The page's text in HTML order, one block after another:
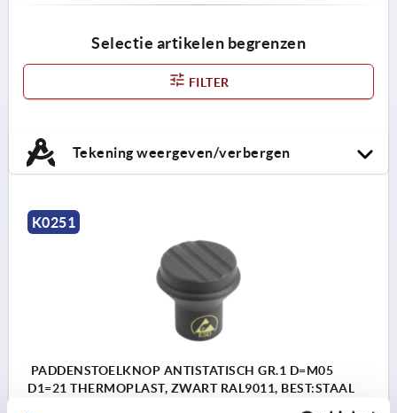
Selectie artikelen begrenzen
FILTER
Tekening weergeven/verbergen
K0251
PADDENSTOELKNOP ANTISTATISCH GR.1 D=M05
D1=21 THERMOPLAST, ZWART RAL9011, BEST:STAAL